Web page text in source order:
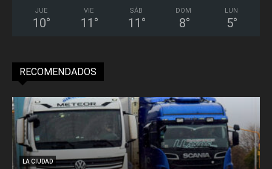
JUE
10°
VIE
11 °
SÁB
11 °
DOM
8°
LUN
5°
RECOMENDADOS
LA CIUDAD